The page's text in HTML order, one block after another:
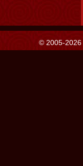
© 2005-2026